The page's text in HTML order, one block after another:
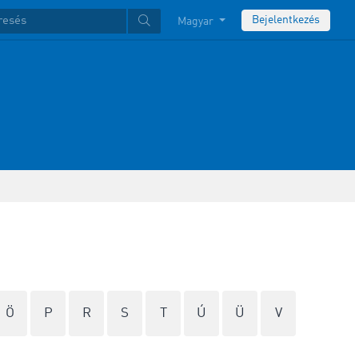
Magyar Bejelentkezés
Ö P R S Ú Ü V